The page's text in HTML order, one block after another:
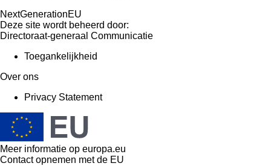
NextGenerationEU
Deze site wordt beheerd door:
Directoraat-generaal Communicatie
Toegankelijkheid
Over ons
Privacy Statement
Meer informatie op europa.eu
Contact opnemen met de EU